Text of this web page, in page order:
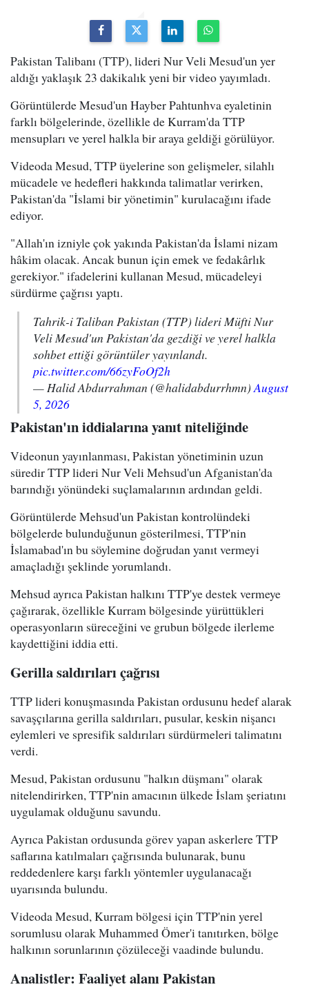
Pakistan Talibanı (TTP), lideri Nur Veli Mesud'un yer
aldığı yaklaşık 23 dakikalık yeni bir video yayımladı.
Görüntülerde Mesud'un Hayber Pahtunhva eyaletinin
farklı bölgelerinde, özellikle de Kurram'da TTP
mensupları ve yerel halkla bir araya geldiği görülüyor.
Videoda Mesud, TTP üyelerine son gelişmeler, silahlı
mücadele ve hedefleri hakkında talimatlar verirken,
Pakistan'da "İslami bir yönetimin" kurulacağını ifade
ediyor.
"Allah'ın izniyle çok yakında Pakistan'da İslami nizam
hâkim olacak. Ancak bunun için emek ve fedakârlık
gerekiyor." ifadelerini kullanan Mesud, mücadeleyi
sürdürme çağrısı yaptı.
Tahrik-i Taliban Pakistan (TTP) lideri Müfti Nur
Veli Mesud'un Pakistan'da gezdiği ve yerel halkla
sohbet ettiği görüntüler yayınlandı.
pic.twitter.com/66zyFoOf2h
— Halid Abdurrahman (@halidabdurrhmn)August
5, 2026
Pakistan'ın iddialarına yanıt niteliğinde
Videonun yayınlanması, Pakistan yönetiminin uzun
süredir TTP lideri Nur Veli Mehsud'un Afganistan'da
barındığı yönündeki suçlamalarının ardından geldi.
Görüntülerde Mehsud'un Pakistan kontrolündeki
bölgelerde bulunduğunun gösterilmesi, TTP'nin
İslamabad'ın bu söylemine doğrudan yanıt vermeyi
amaçladığı şeklinde yorumlandı.
Mehsud ayrıca Pakistan halkını TTP'ye destek vermeye
çağırarak, özellikle Kurram bölgesinde yürüttükleri
operasyonların süreceğini ve grubun bölgede ilerleme
kaydettiğini iddia etti.
Gerilla saldırıları çağrısı
TTP lideri konuşmasında Pakistan ordusunu hedef alarak
savaşçılarına gerilla saldırıları, pusular, keskin nişancı
eylemleri ve spresifik saldırıları sürdürmeleri talimatını
verdi.
Mesud, Pakistan ordusunu "halkın düşmanı" olarak
nitelendirirken, TTP'nin amacının ülkede İslam şeriatını
uygulamak olduğunu savundu.
Ayrıca Pakistan ordusunda görev yapan askerlere TTP
saflarına katılmaları çağrısında bulunarak, bunu
reddedenlere karşı farklı yöntemler uygulanacağı
uyarısında bulundu.
Videoda Mesud, Kurram bölgesi için TTP'nin yerel
sorumlusu olarak Muhammed Ömer'i tanıtırken, bölge
halkının sorunlarının çözüleceği vaadinde bulundu.
Analistler: Faaliyet alanı Pakistan